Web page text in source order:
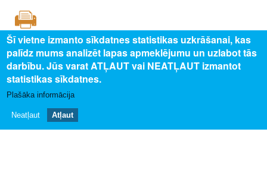
SAISTĪTAIS SATURS
Uz profesijas aprakstu
PAR MUMS
Par profesiju pasauli
Šī vietne izmanto sīkdatnes statistikas uzkrāšanai, kas
palīdz mums analizēt lapas apmeklējumu un uzlabot tās
darbību. Jūs varat ATĻAUT vai NEATĻAUT izmantot
statistikas sīkdatnes.
Plašāka informācija
Neatļaut Atļaut